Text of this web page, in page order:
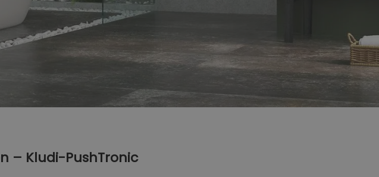
– Kludi-PushTronic